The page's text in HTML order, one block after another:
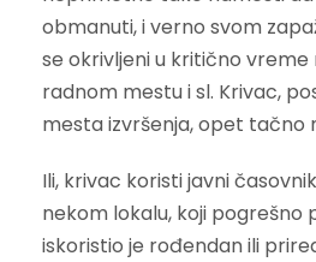
obmanuti, i verno svom
se okrivljeni u kritično vreme
radnom mestu i sl. Krivac,
mesta izvršenja, opet tačno
Ili, krivac koristi javni
nekom lokalu, koji pogrešno
iskoristio je rođendan ili